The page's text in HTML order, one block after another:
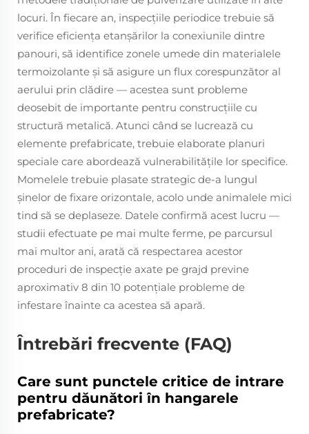
locuri. În fiecare an, inspecțiile periodice trebuie să
verifice eficiența etanșărilor la conexiunile dintre
panouri, să identifice zonele umede din materialele
termoizolante și să asigure un flux corespunzător al
aerului prin clădire — acestea sunt probleme
deosebit de importante pentru construcțiile cu
structură metalică. Atunci când se lucrează cu
elemente prefabricate, trebuie elaborate planuri
speciale care abordează vulnerabilitățile lor specifice.
Momelele trebuie plasate strategic de-a lungul
șinelor de fixare orizontale, acolo unde animalele mici
tind să se deplaseze. Datele confirmă acest lucru —
studii efectuate pe mai multe ferme, pe parcursul
mai multor ani, arată că respectarea acestor
proceduri de inspecție axate pe grajd previne
aproximativ 8 din 10 potențiale probleme de
infestare înainte ca acestea să apară.
Întrebări frecvente (FAQ)
Care sunt punctele critice de intrare
pentru dăunători în hangarele
prefabricate?